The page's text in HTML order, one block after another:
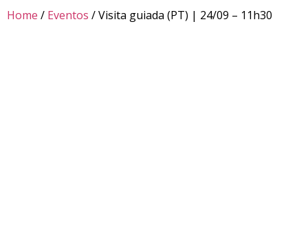
Home / Eventos / Visita guiada (PT) | 24/09 – 11h30